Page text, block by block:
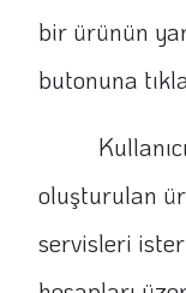
bir ürünün
butonuna
oluşturulan
servisleri